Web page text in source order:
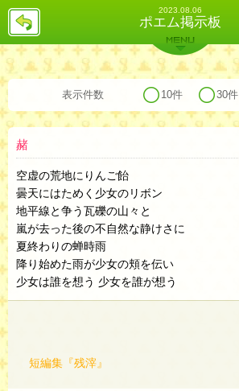
2023.08.06
ポエム掲示板
戻
バックナンバー 詳細検索 ランキング
MENU
表示件数 10件 30件
赭
空虚の荒地にりんご飴
曇天にはためく少女のリボン
地平線と争う瓦礫の山々と
嵐が去った後の不自然な静けさに
夏終わりの蝉時雨
降り始めた雨が少女の頬を伝い
少女は誰を想う 少女を誰が想う
短編集『残滓』